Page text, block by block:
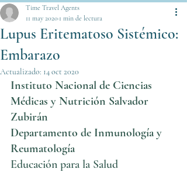
Lupus Eritematoso Sistémico:
Embarazo
Time Travel Agents
11 may 2020 1 min de lectura
Actualizado: 14 oct 2020
Instituto Nacional de Ciencias
Médicas y Nutrición Salvador
Zubirán
Departamento de Inmunología y
Reumatología
Educación para la Salud